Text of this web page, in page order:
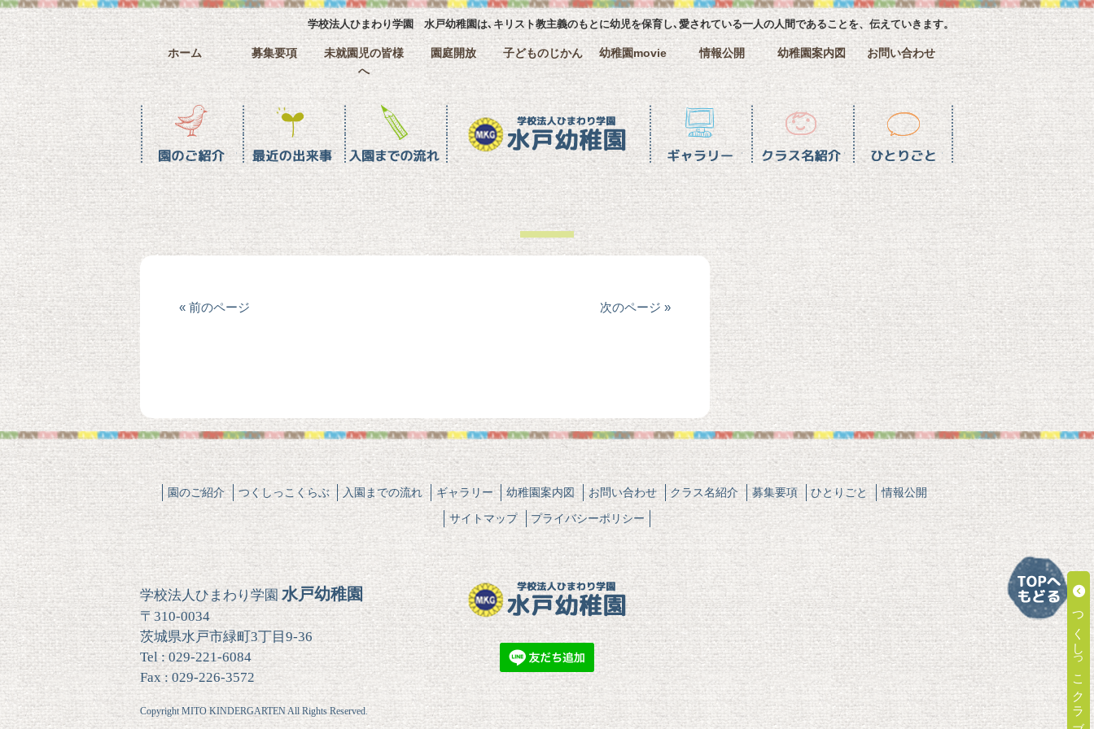
学校法人ひまわり学園 水戸幼稚園は､キリスト教主義のもとに幼児を保育し､愛されている一人の人間であることを、伝えていきます。
ホーム 募集要項
未就園児の皆様
へ
園庭開放 子どものじかん 幼稚園movie 情報公開 幼稚園案内図 お問い合わせ
園のご紹介 最近の水戸幼稚園 入園までの流れホーム ギャラリー クラス名紹介 ひとりごと一覧
« 前のページ 次のページ »
つくしっこクラブ
園のご紹介 つくしっこくらぶ 入園までの流れ ギャラリー 幼稚園案内図 お問い合わせ クラス名紹介 募集要項 ひとりごと
情報公開
サイトマップ
プライバシーポリシー
学校法人ひまわり学園 水戸幼稚園
〒310-0034
茨城県水戸市緑町3丁目9-36
Tel : 029-221-6084
Fax : 029-226-3572
Copyright MITO KINDERGARTEN All Rights Reserved.